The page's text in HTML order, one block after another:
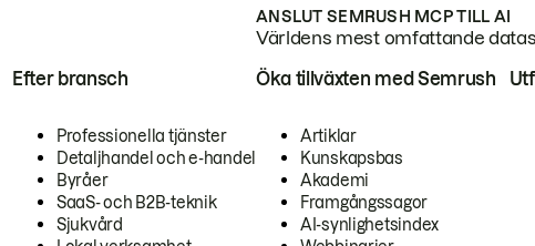
ANSLUT SEMRUSH MCP TILL AI
Världens mest omfattande
Efter bransch
Professionella tjänster
Detaljhandel och e-handel
Byråer
SaaS- och B2B-teknik
Sjukvård
Öka tillväxten med Semrush
Artiklar
Kunskapsbas
Akademi
Framgångssagor
AI-synlighetsindex